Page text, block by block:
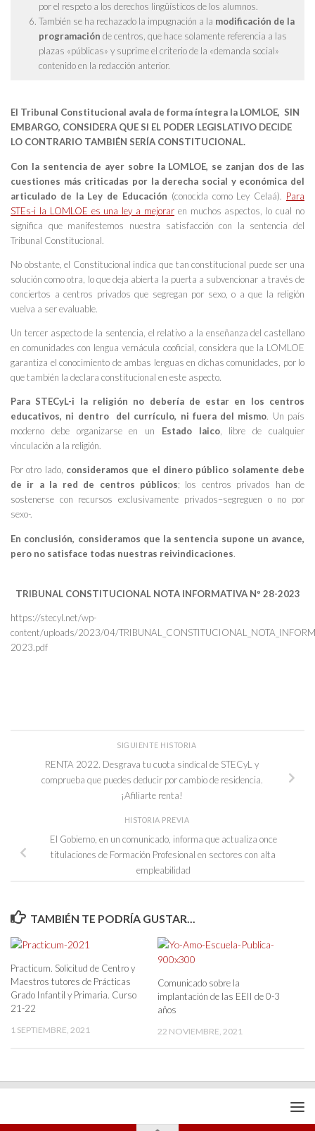
por el respeto a los derechos lingüísticos de los alumnos.
También se ha rechazado la impugnación a la modificación de la
programación de centros, que hace solamente referencia a las
plazas «públicas» y suprime el criterio de la «demanda social»
contenido en la redacción anterior.
El Tribunal Constitucional avala de forma íntegra la LOMLOE, SIN
EMBARGO, CONSIDERA QUE SI EL PODER LEGISLATIVO DECIDE
LO CONTRARIO TAMBIÉN SERÍA CONSTITUCIONAL.
Con la sentencia de ayer sobre la LOMLOE, se zanjan dos de las
cuestiones más criticadas por la derecha social y económica del
articulado de la Ley de Educación (conocida como Ley Celaá). Para
STEs-i la LOMLOE es una ley a mejoraren muchos aspectos, lo cual no
significa que manifestemos nuestra satisfacción con la sentencia del
Tribunal Constitucional.
No obstante, el Constitucional indica que tan constitucional puede ser una
solución como otra, lo que deja abierta la puerta a subvencionar a través de
conciertos a centros privados que segregan por sexo, o a que la religión
vuelva a ser evaluable.
Un tercer aspecto de la sentencia, el relativo a la enseñanza del castellano
en comunidades con lengua vernácula cooficial, considera que la LOMLOE
garantiza el conocimiento de ambas lenguas en dichas comunidades, por lo
que también la declara constitucional en este aspecto.
Para STECyL-i la religión no debería de estar en los centros
educativos, ni dentro del currículo, ni fuera del mismo. Un país
moderno debe organizarse en un Estado laico, libre de cualquier
vinculación a la religión.
Por otro lado, consideramos que el dinero público solamente debe
de ir a la red de centros públicos; los centros privados han de
sostenerse con recursos exclusivamente privados–segreguen o no por
sexo-.
En conclusión, consideramos que la sentencia supone un avance,
pero no satisface todas nuestras reivindicaciones.
TRIBUNAL CONSTITUCIONAL NOTA INFORMATIVA Nº 28-2023
https://stecyl.net/wp-
content/uploads/2023/04/
2023.pdf
SIGUIENTE HISTORIA
RENTA 2022. Desgrava tu cuota sindical de STECyL y
comprueba que puedes deducir por cambio de residencia.
¡Afiliarte renta!
HISTORIA PREVIA
El Gobierno, en un comunicado, informa que actualiza once
titulaciones de Formación Profesional en sectores con alta
empleabilidad
TAMBIÉN TE PODRÍA GUSTAR...
Practicum. Solicitud de Centro y
Maestros tutores de Prácticas
Grado Infantil y Primaria. Curso
21-22
1 SEPTIEMBRE, 2021
Comunicado sobre la
implantación de las EEII de 0-3
años
22 NOVIEMBRE, 2021